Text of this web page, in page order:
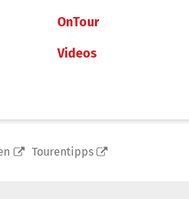
OnTour
Videos
Tourentipps